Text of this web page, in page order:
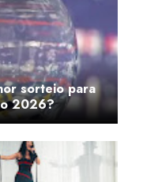
sorteio para
2026?